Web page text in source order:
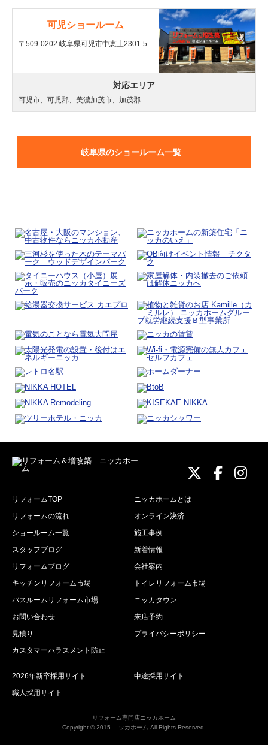
可児ショールーム
〒509-0202 岐阜県可児市中恵土2301-5
対応エリア
可児市、可児郡、美濃加茂市、加茂郡
岐阜県のショールーム一覧
ニッカ
ニッニ
リフォームTOP
ニッカホームとは
リフォームの流れ
オンライン決済
ショールーム一覧
施工事例
スタッフブログ
新着情報
リフォームブログ
会社案内
キッチンリフォーム市場
トイレリフォーム市場
バスルームリフォーム市場
ニッカタウン
お問い合わせ
来店予約
見積り
プライバシーポリシー
カスタマーハラスメント防止
2026年新卒採用サイト
中途採用サイト
職人採用サイト
リフォーム専門店ニッカホーム
Copyright © 2015 ニッカホーム All Rights Reserved.